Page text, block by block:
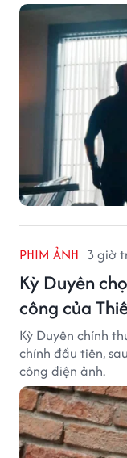
PHIM ẢNH 3 giờ
Kỳ Duyên
công của
Kỳ Duyên chính
chính đầu tiên,
công điện ảnh.